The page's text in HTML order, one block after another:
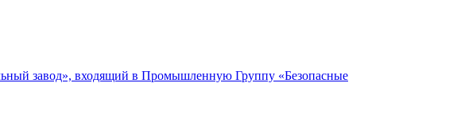
завод», входящий в Промышленную Группу «Безопасные